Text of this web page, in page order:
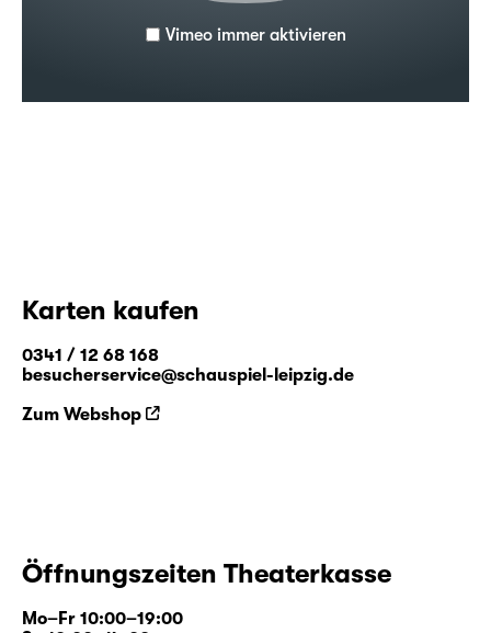
Vimeo immer aktivieren
Karten kaufen
0341 / 12 68 168
besucherservice@schauspiel-leipzig.de
Zum Webshop
Öffnungszeiten Theaterkasse
Mo–Fr 10:00–19:00